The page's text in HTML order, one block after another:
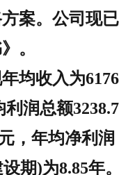
案。公司现
。
均收入为
润总额
，年均净利
期)为8.85年